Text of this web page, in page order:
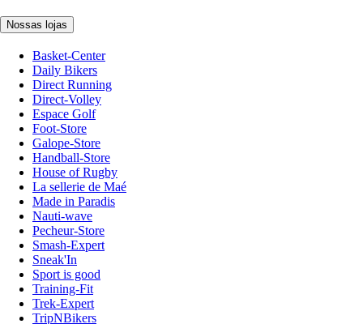
Nossas lojas
Basket-Center
Daily Bikers
Direct Running
Direct-Volley
Espace Golf
Foot-Store
Galope-Store
Handball-Store
House of Rugby
La sellerie de Maé
Made in Paradis
Nauti-wave
Pecheur-Store
Smash-Expert
Sneak'In
Sport is good
Training-Fit
Trek-Expert
TripNBikers